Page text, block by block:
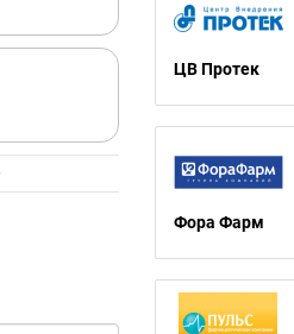
ЦВ Протек
Фора Фарм